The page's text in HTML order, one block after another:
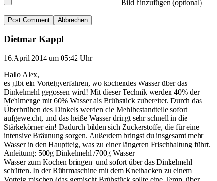
Bild hinzufügen (optional)
Abbrechen
Dietmar Kappl
16.April 2014 um 05:42 Uhr
Hallo Alex,
es gibt ein Vorteigverfahren, wo kochendes Wasser über das
Dinkelmehl gegossen wird! Mit dieser Technik werden 40% der
Mehlmenge mit 60% Wasser als Brühstück zubereitet. Durch das
Überbrühen des Dinkels werden die Mehlbestandteile sofort
aufgeweicht, und das heiße Wasser dringt sehr schnell in die
Stärkekörner ein! Dadurch bilden sich Zuckerstoffe, die für eine
intensive Bräunung sorgen. Außerdem bringst du insgesamt mehr
Wasser in den Hauptteig, was zu einer längeren Frischhaltung führt.
Anleitung: 500g Dinkelmehl /700g Wasser
Wasser zum Kochen bringen, und sofort über das Dinkelmehl
schütten. In der Rührmaschine mit dem Knethacken zu einem